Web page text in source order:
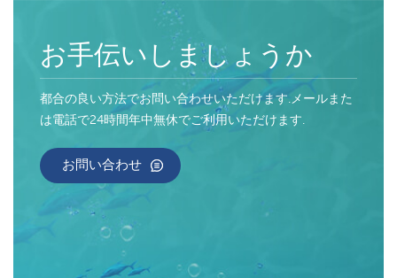
お手伝いしましょうか
都合の良い方法でお問い合わせいただけます.メールまた
は電話で24時間年中無休でご利用いただけます.
お問い合わせ